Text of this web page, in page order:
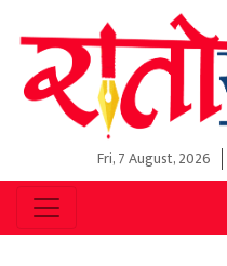
Fri, 7 August, 2026